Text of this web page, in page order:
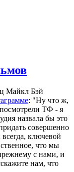
Майкл Бэй
: "Ну что ж,
ТФ - я
назвала бы это
совершенно
ключевой
что мы
с нами, и
нам, что